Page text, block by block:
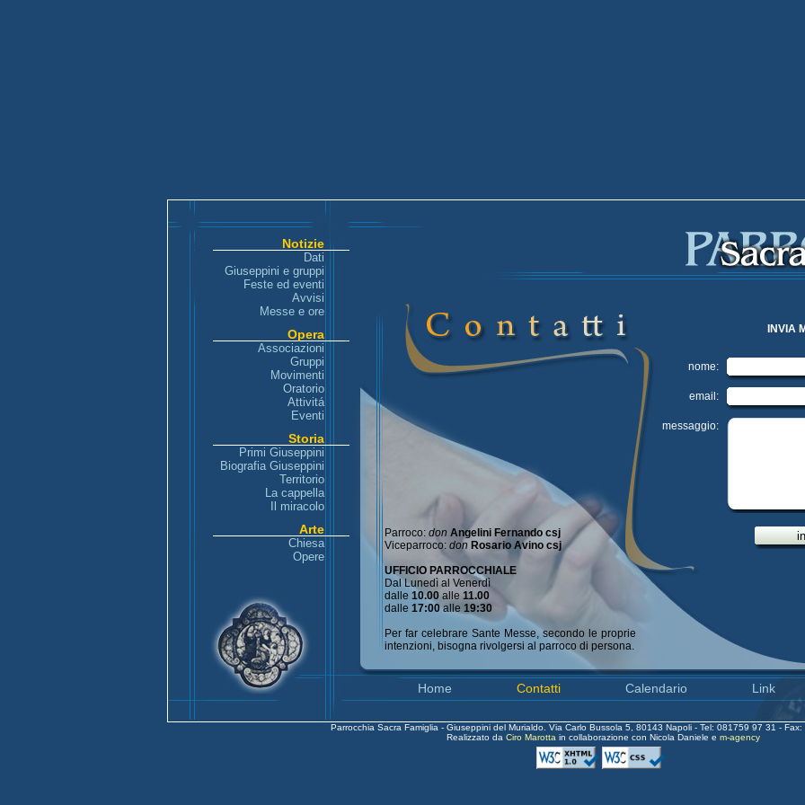
Notizie
Dati
Giuseppini e gruppi
Feste ed eventi
Avvisi
Messe e ore
Opera
Associazioni
Gruppi
Movimenti
Oratorio
Attivitá
Eventi
Storia
Primi Giuseppini
Biografia Giuseppini
Territorio
La cappella
Il miracolo
Arte
Chiesa
Opere
Parroco: don Angelini Fernando csj
Viceparroco: don Rosario Avino csj
UFFICIO PARROCCHIALE
Dal Lunedì al Venerdì
dalle 10.00 alle 11.00
dalle 17:00alle 19:30
Per far celebrare Sante Messe, secondo le proprie
intenzioni, bisogna rivolgersi al parroco di persona.
INVIA
nome:
email:
messaggio:
Home Contatti Calendario Link
Parrocchia Sacra Famiglia - Giuseppini del Murialdo. Via Carlo Bussola 5, 80143 Napoli - Tel: 081759 97 31 -
Realizzato da Ciro Marotta in collaborazione con Nicola Daniele e m-agency